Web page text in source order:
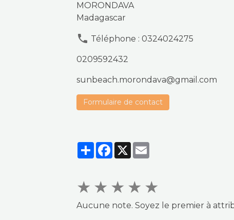
MORONDAVA
Madagascar
Téléphone : 0324024275
0209592432
sunbeach.morondava@gmail.com
Formulaire de contact
PartagerFacebook
X
★ ★ ★ ★ ★
Aucune note. Soyez le premier à